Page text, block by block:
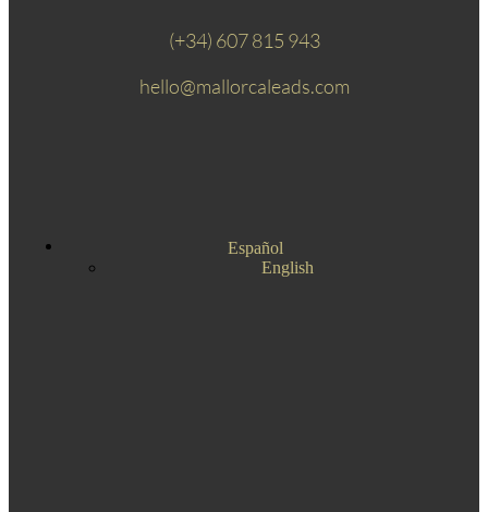
(+34) 607 815 943
hello@mallorcaleads.com
Español
English